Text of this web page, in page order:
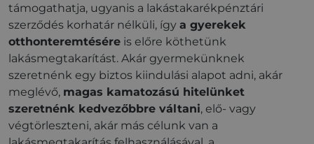
támogathatja, ugyanis a lakástakarékpénztári
szerződés korhatár nélküli, így a gyerekek
otthonteremtésére is előre köthetünk
lakásmegtakarítást. Akár gyermekünknek
szeretnénk egy biztos kiindulási alapot adni, akár
meglévő, magas kamatozású hitelünket
szeretnénk kedvezőbbre váltani, elő- vagy
végtörleszteni, akár más célunk van a